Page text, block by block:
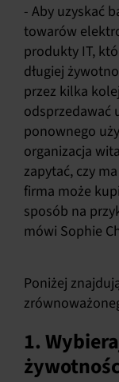
- Aby uzyskać
towarów
produkty IT,
długiej
przez kilka
odsprzedawać
ponownego
organizacja
zapytać, czy
firma może
sposób na
mówi Sophie
Poniżej
1.